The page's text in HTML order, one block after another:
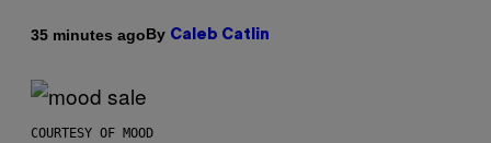
35 minutes agoBy Caleb Catlin
COURTESY OF MOOD